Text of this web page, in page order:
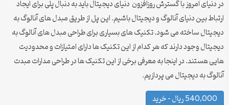
در دنیای امروز با گسترش روزافزون دنیای دیجیتال باید به دنبال پلی برای ایجاد
ارتباط بین دنیای آنالوگ و دیجیتال باشیم. این پل از طریق مبدل های آنالوگ به
دیجیتال ساخته می شود. تکنیک های بسیاری برای طراحی مبدل های آنالوگ به
دیجیتال وجود دارند که هر کدام از این تکنیک ها دارای امتیازات و محدودیت
هایی هستند. در اینجا به معرفی برخی از این تکنیک ها در طراحی مدارات مبدت
آنالوگ به دیجیتال می پردازیم.
540,000 ریال – خرید